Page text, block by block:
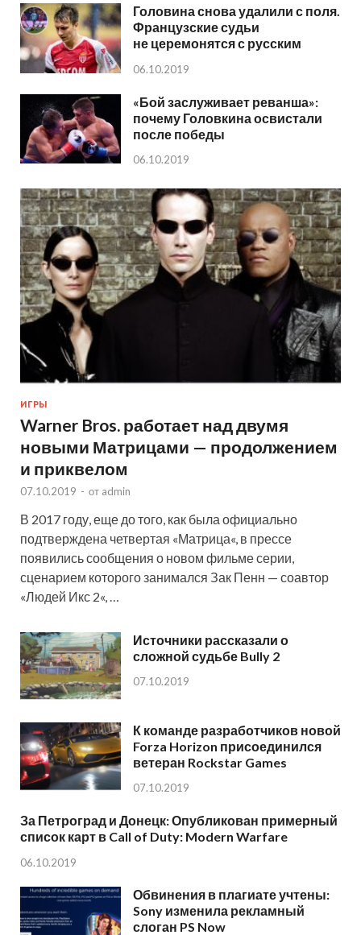
Головина снова удалили с поля.
Французские судьи
не церемонятся с русским
06.10.2019
«Бой заслуживает реванша»:
почему Головкина освистали
после победы
06.10.2019
ИГРЫ
Warner Bros. работает над двумя
новыми Матрицами — продолжением
и приквелом
07.10.2019 - от admin
В 2017 году, еще до того, как была официально
подтверждена четвертая «Матрица«, в прессе
появились сообщения о новом фильме серии,
сценарием которого занимался Зак Пенн — соавтор
«Людей Икс 2«, …
Источники рассказали о
сложной судьбе Bully 2
07.10.2019
К команде разработчиков новой
Forza Horizon присоединился
ветеран Rockstar Games
07.10.2019
За Петроград и Донецк: Опубликован примерный
список карт в Call of Duty: Modern Warfare
06.10.2019
Обвинения в плагиате учтены:
Sony изменила рекламный
слоган PS Now